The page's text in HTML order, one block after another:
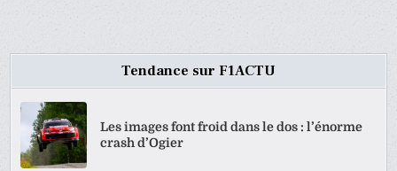
Tendance sur F1ACTU
Les images font froid dans le dos : l’énorme
crash d’Ogier